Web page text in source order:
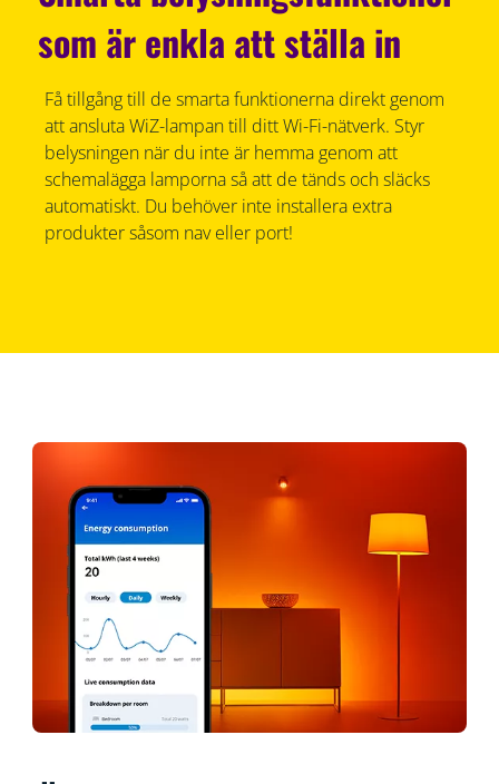
som är enkla att ställa in
Få tillgång till de smarta funktionerna direkt genom
att ansluta WiZ-lampan till ditt Wi-Fi-nätverk. Styr
belysningen när du inte är hemma genom att
schemalägga lamporna så att de tänds och släcks
automatiskt. Du behöver inte installera extra
produkter såsom nav eller port!